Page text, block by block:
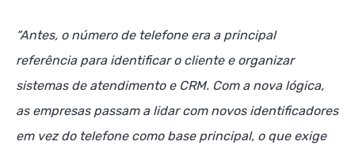
“Antes, o número de telefone era a principal
referência para identificar o cliente e organizar
sistemas de atendimento e CRM. Com a nova lógica,
as empresas passam a lidar com novos identificadores
em vez do telefone como base principal, o que exige